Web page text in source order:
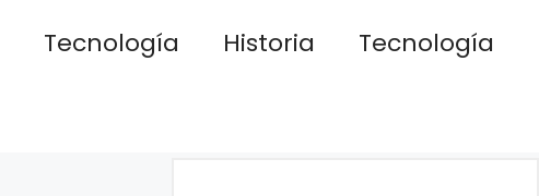
Tecnología Historia
Tecnología